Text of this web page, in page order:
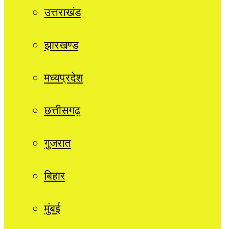
उत्तराखंड
झारखण्ड
मध्यप्रदेश
छत्तीसगढ़
गुजरात
बिहार
मुंबई